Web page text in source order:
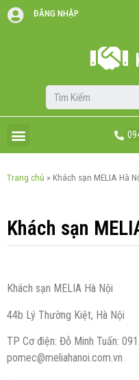
ĐĂNG NHẬP
Trang chủ » Khách sạn MELIA Hà
Khách sạn
Khách sạn MELIA Hà Nội
44b Lý Thường Kiệt, Hà Nội
TP Cơ điện: Đỗ Minh Tuấn:
pomec@meliahanoi.com.vn